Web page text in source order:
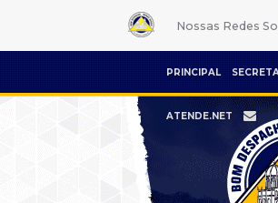
Nossas Redes
PRINCIPAL
ATENDE.NET